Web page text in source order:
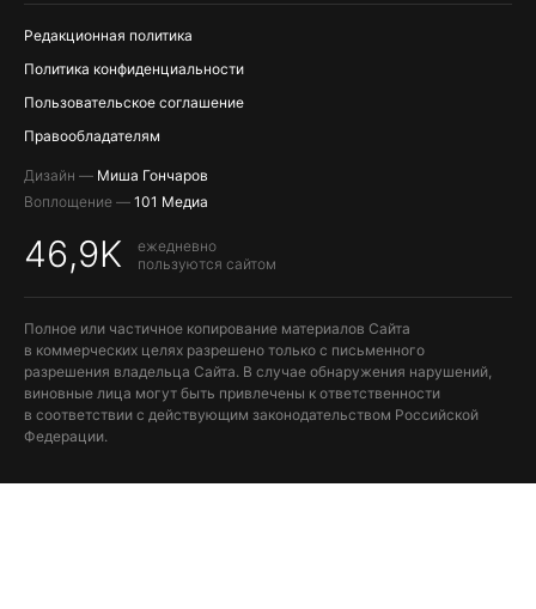
Редакционная политика
Политика конфиденциальности
Пользовательское соглашение
Правообладателям
Дизайн — Миша Гончаров
Воплощение — 101 Медиа
46,9K
ежедневно
пользуются сайтом
Полное или частичное копирование материалов Сайта
в коммерческих целях разрешено только с письменного
разрешения владельца Сайта. В случае обнаружения нарушений,
виновные лица могут быть привлечены к ответственности
в соответствии с действующим законодательством Российской
Федерации.